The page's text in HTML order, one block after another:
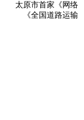
太原市首家《网络
《全国道路运输